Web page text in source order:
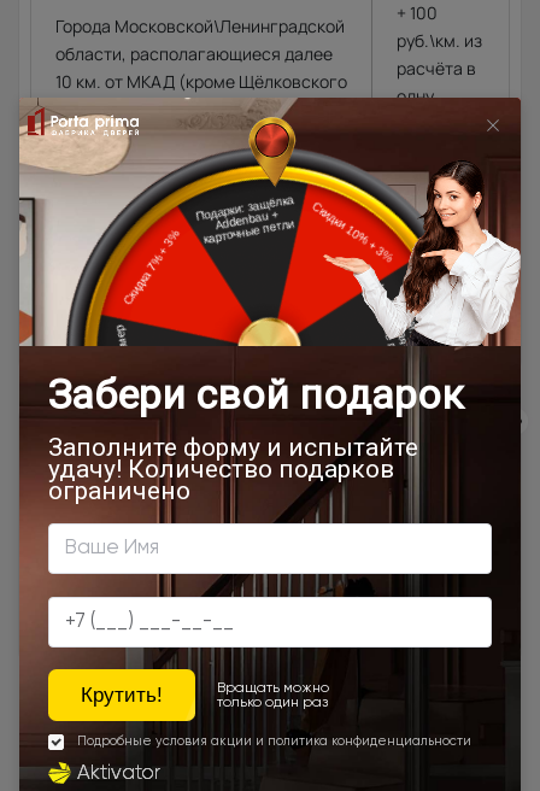
Города Московской\Ленинградской
области, располагающиеся далее
10 км. от МКАД (кроме Щёлковского
шоссе)\КАД
+ 100
руб.\км. из
расчёта в
одну
Доставка в регионы осуществляется по тарифам нашего
дилера в данном регионе или, при заказе через запрос с
сайта, отдельно рассчитывается менеджером интернет-
магазина.
Подробная информация о доставке
Товар относится к категориям:
500x1900 Межкомнатные двери 55х190 см
Двери Neo Classic Decoro
800x2000
900x2200
900x1900 800x2100 700x2100 800x2200
900x2300 900x2400 1200x2000 Шампань
Высота 180 Высота 190
Наши преимущества